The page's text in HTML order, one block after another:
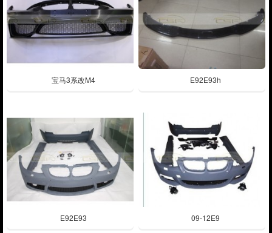
宝马3系改M4 E92E93h
E92E93 09-12E9